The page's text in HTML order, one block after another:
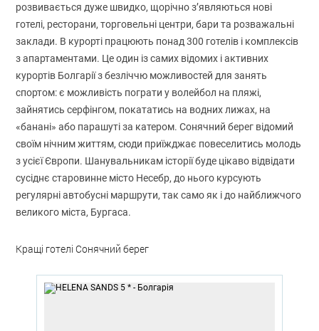
розвивається дуже швидко, щорічно з’являються нові
готелі, ресторани, торговельні центри, бари та розважальні
заклади. В курорті працюють понад 300 готелів і комплексів
з апартаментами. Це один із самих відомих і активних
курортів Болгарії з безліччю можливостей для занять
спортом: є можливість пограти у волейбол на пляжі,
зайнятись серфінгом, покататись на водних лижах, на
«банані» або парашуті за катером. Сонячний берег відомий
своїм нічним життям, сюди приїжджає повеселитись молодь
з усієї Європи. Шанувальникам історії буде цікаво відвідати
сусіднє старовинне місто Несебр, до нього курсують
регулярні автобусні маршрути, так само як і до найближчого
великого міста, Бургаса.
Кращі готелі Сонячний берег